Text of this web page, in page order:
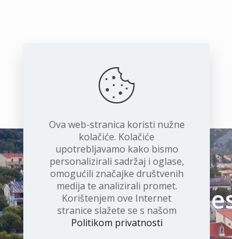
Ova web-stranica koristi nužne
kolačiće. Kolačiće
upotrebljavamo kako bismo
personalizirali sadržaj i oglase,
omogućili značajke društvenih
medija te analizirali promet.
Korištenjem ove Internet
stranice slažete se s našom
Politikom privatnosti